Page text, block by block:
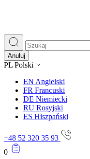
Anuluj
PL Polski
EN Angielski
FR Francuski
DE Niemiecki
RU Rosyjski
ES Hiszpański
+48 52 320 35 93
0